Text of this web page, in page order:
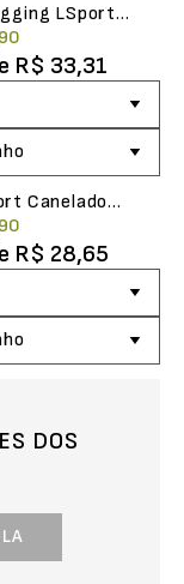
LSport
R$ 33,31
Canelado
R$ 28,65
DOS